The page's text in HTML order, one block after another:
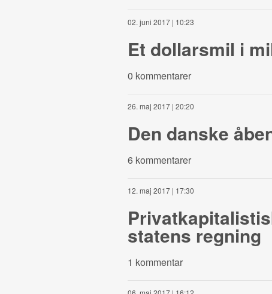
02. juni 2017 | 10:23
Et dollarsmil i
0 kommentarer
26. maj 2017 | 20:20
Den danske
6 kommentarer
12. maj 2017 | 17:30
statens regning
1 kommentar